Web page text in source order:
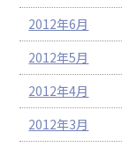
2012年6月
2012年5月
2012年4月
2012年3月